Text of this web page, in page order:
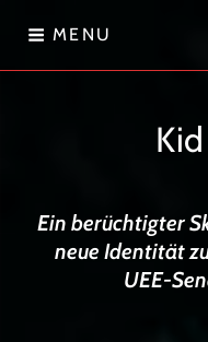
content
MENU
Ein berüchtigter
neue Identität
UEE-